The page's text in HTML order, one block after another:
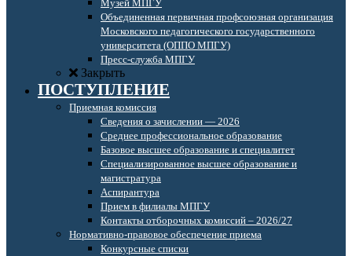
Музей МПГУ
Объединенная первичная профсоюзная организация
Московского педагогического государственного
университета (ОППО МПГУ)
Пресс-служба МПГУ
Закрыть
ПОСТУПЛЕНИЕ
Приемная комиссия
Сведения о зачислении — 2026
Среднее профессиональное образование
Базовое высшее образование и специалитет
Специализированное высшее образование и
магистратура
Аспирантура
Прием в филиалы МПГУ
Контакты отборочных комиссий – 2026/27
Нормативно-правовое обеспечение приема
Конкурсные списки